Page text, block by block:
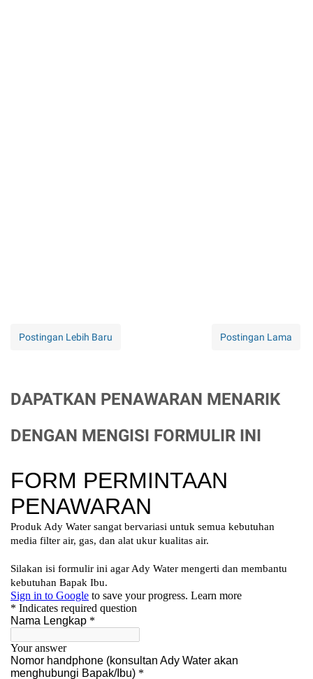
Postingan Lebih Baru Postingan Lama
DAPATKAN PENAWARAN MENARIK
DENGAN MENGISI FORMULIR INI